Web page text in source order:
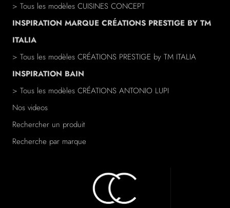
> Tous les modèles CUISINES CONCEPT
INSPIRATION MARQUE CRÉATIONS PRESTIGE BY TM
ITALIA
> Tous les modèles CRÉATIONS PRESTIGE by TM ITALIA
INSPIRATION BAIN
> Tous les modèles CRÉATIONS ANTONIO LUPI
Nos videos
Rechercher un produit
Recherche par marque